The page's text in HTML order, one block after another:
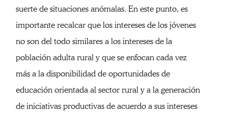
suerte de situaciones anómalas. En este punto, es
importante recalcar que los intereses de los jóvenes
no son del todo similares a los intereses de la
población adulta rural y que se enfocan cada vez
más a la disponibilidad de oportunidades de
educación orientada al sector rural y a la generación
de iniciativas productivas de acuerdo a sus intereses